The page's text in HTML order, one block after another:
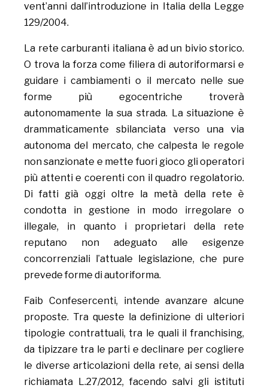
vent’anni dall’introduzione in Italia della Legge
129/2004.
La rete carburanti italiana è ad un bivio storico.
O trova la forza come filiera di autoriformarsi e
guidare i cambiamenti o il mercato nelle sue
forme più egocentriche troverà
autonomamente la sua strada. La situazione è
drammaticamente sbilanciata verso una via
autonoma del mercato, che calpesta le regole
non sanzionate e mette fuori gioco gli operatori
più attenti e coerenti con il quadro regolatorio.
Di fatti già oggi oltre la metà della rete è
condotta in gestione in modo irregolare o
illegale, in quanto i proprietari della rete
reputano non adeguato alle esigenze
concorrenziali l’attuale legislazione, che pure
prevede forme di autoriforma.
Faib Confesercenti, intende avanzare alcune
proposte. Tra queste la definizione di ulteriori
tipologie contrattuali, tra le quali il franchising,
da tipizzare tra le parti e declinare per cogliere
le diverse articolazioni della rete, ai sensi della
richiamata L.27/2012, facendo salvi gli istituti